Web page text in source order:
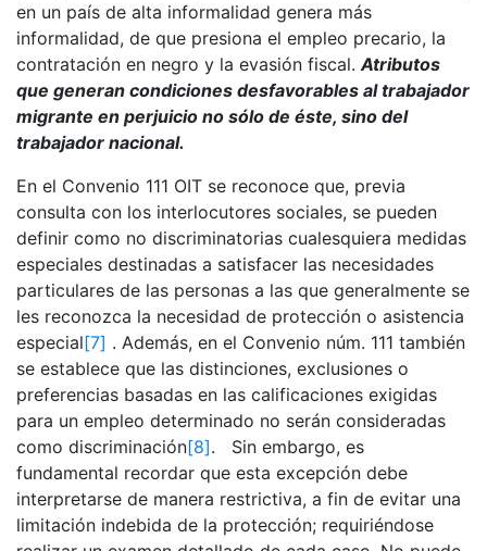
en un país de alta informalidad genera más
informalidad, de que presiona el empleo precario, la
contratación en negro y la evasión fiscal.Atributos
que generan condiciones desfavorables al trabajador
migrante en perjuicio no sólo de éste, sino del
trabajador nacional.
En el Convenio 111 OIT se reconoce que, previa
consulta con los interlocutores sociales, se pueden
definir como no discriminatorias cualesquiera medidas
especiales destinadas a satisfacer las necesidades
particulares de las personas a las que generalmente se
les reconozca la necesidad de protección o asistencia
especial[7] . Además, en el Convenio núm. 111 también
se establece que las distinciones, exclusiones o
preferencias basadas en las calificaciones exigidas
para un empleo determinado no serán consideradas
como discriminación[8]. Sin embargo, es
fundamental recordar que esta excepción debe
interpretarse de manera restrictiva, a fin de evitar una
limitación indebida de la protección; requiriéndose